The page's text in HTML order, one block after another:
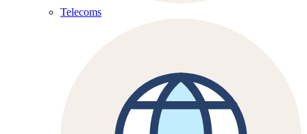
Telecoms